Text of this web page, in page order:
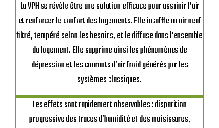
La VPH se révèle être une solution efficace pour assainir l’air
et renforcer le confort des logements. Elle insuffle un air neuf
filtré, tempéré selon les besoins, et le diffuse dans l’ensemble
du logement. Elle supprime ainsi les phénomènes de
dépression et les courants d’air froid générés par les
systèmes classiques.
Les effets sont rapidement observables : disparition
progressive des traces d’humidité et des moisissures,